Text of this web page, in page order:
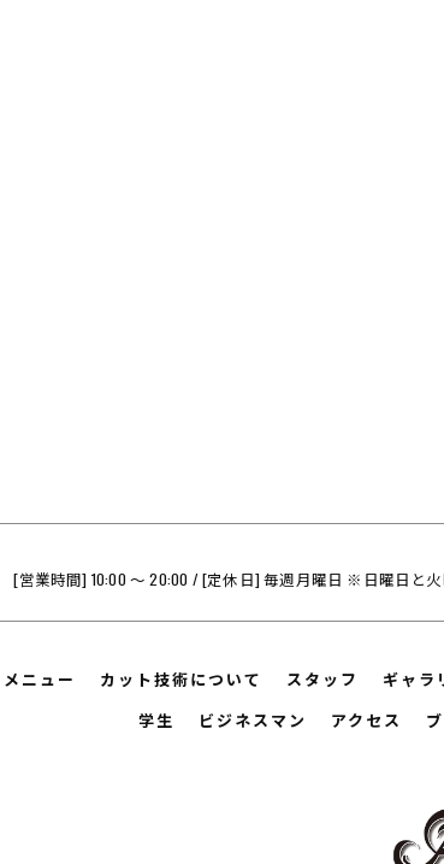
[営業時間] 10:00 〜 20:00 / [定休日] 毎週月曜日 ※日曜日と
メニュー カット技術について スタッフ ギャラ
学生
ビジネスマン アクセス